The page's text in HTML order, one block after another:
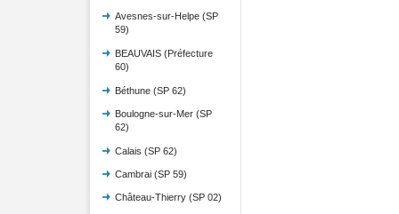
Avesnes-sur-Helpe (SP
59)
BEAUVAIS (Préfecture
60)
Béthune (SP 62)
Boulogne-sur-Mer (SP
62)
Calais (SP 62)
Cambrai (SP 59)
Château-Thierry (SP 02)